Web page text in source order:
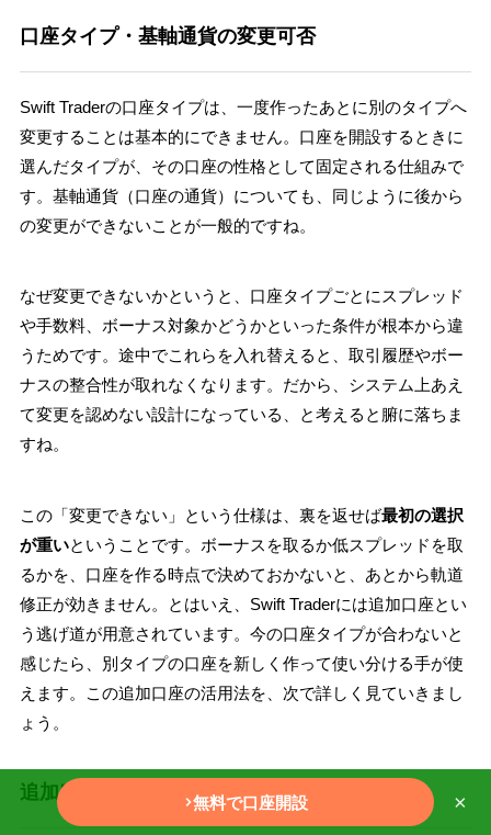
口座タイプ・基軸通貨の変更可否
Swift Traderの口座タイプは、一度作ったあとに別のタイプへ
変更することは基本的にできません。口座を開設するときに
選んだタイプが、その口座の性格として固定される仕組みで
す。基軸通貨（口座の通貨）についても、同じように後から
の変更ができないことが一般的ですね。
なぜ変更できないかというと、口座タイプごとにスプレッド
や手数料、ボーナス対象かどうかといった条件が根本から違
うためです。途中でこれらを入れ替えると、取引履歴やボー
ナスの整合性が取れなくなります。だから、システム上あえ
て変更を認めない設計になっている、と考えると腑に落ちま
すね。
この「変更できない」という仕様は、裏を返せば最初の選択
が重いということです。ボーナスを取るか低スプレッドを取
るかを、口座を作る時点で決めておかないと、あとから軌道
修正が効きません。とはいえ、Swift Traderには追加口座とい
う逃げ道が用意されています。今の口座タイプが合わないと
感じたら、別タイプの口座を新しく作って使い分ける手が使
えます。この追加口座の活用法を、次で詳しく見ていきまし
ょう。
追加口座による口座タイプの切り替え
無料で口座開設 ×